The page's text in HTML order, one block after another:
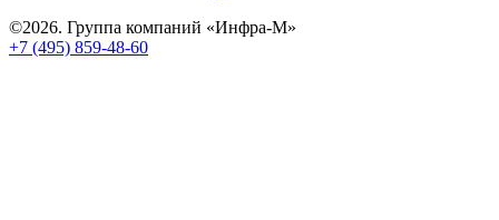
©2026. Группа компаний «Инфра-М»
+7 (495) 859-48-60